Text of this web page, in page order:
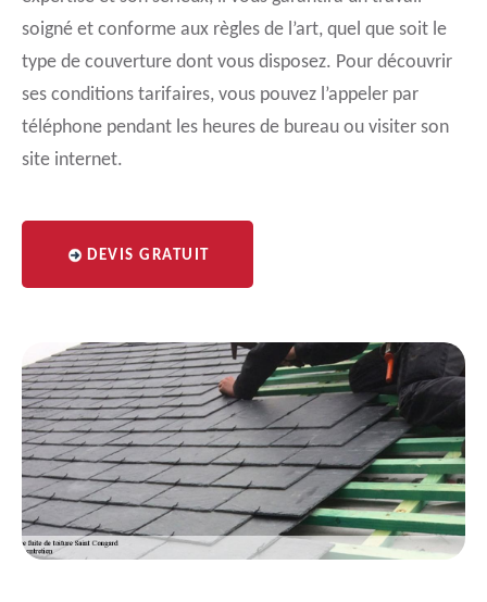
soigné et conforme aux règles de l’art, quel que soit le
type de couverture dont vous disposez. Pour découvrir
ses conditions tarifaires, vous pouvez l’appeler par
téléphone pendant les heures de bureau ou visiter son
site internet.
DEVIS GRATUIT